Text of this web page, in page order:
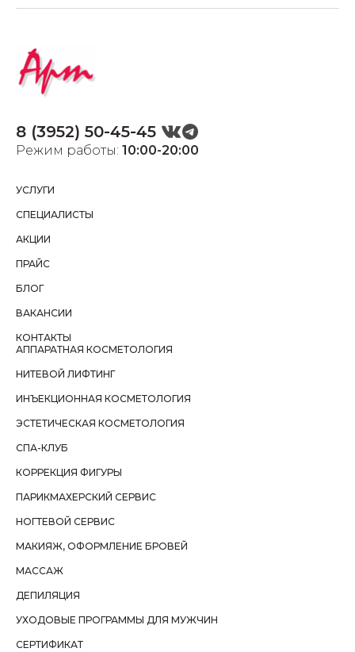
Режим работы: 10:00-20:00
8 (3952) 50-45-45
УСЛУГИ
СПЕЦИАЛИСТЫ
АКЦИИ
ПРАЙС
БЛОГ
ВАКАНСИИ
КОНТАКТЫ
АППАРАТНАЯ КОСМЕТОЛОГИЯ
НИТЕВОЙ ЛИФТИНГ
ИНЪЕКЦИОННАЯ КОСМЕТОЛОГИЯ
ЭСТЕТИЧЕСКАЯ КОСМЕТОЛОГИЯ
СПА-КЛУБ
КОРРЕКЦИЯ ФИГУРЫ
ПАРИКМАХЕРСКИЙ СЕРВИС
НОГТЕВОЙ СЕРВИС
МАКИЯЖ, ОФОРМЛЕНИЕ БРОВЕЙ
МАССАЖ
ДЕПИЛЯЦИЯ
УХОДОВЫЕ ПРОГРАММЫ ДЛЯ МУЖЧИН
СЕРТИФИКАТ